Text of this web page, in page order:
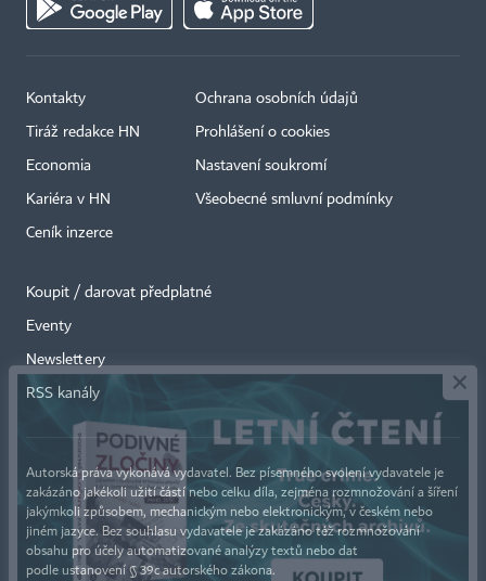
Kontakty
Tiráž redakce HN
Economia
Kariéra v HN
Ceník inzerce
Ochrana osobních údajů
Prohlášení o cookies
Nastavení soukromí
Všeobecné smluvní podmínky
Koupit / darovat předplatné
Eventy
Newslettery
RSS kanály
Autorská práva vykonává vydavatel. Bez písemného svolení vydavatele je
zakázáno jakékoli užití částí nebo celku díla, zejména rozmnožování a šíření
jakýmkoli způsobem, mechanickým nebo elektronickým, v českém nebo
jiném jazyce. Bez souhlasu vydavatele je zakázáno též rozmnožování
obsahu pro účely automatizované analýzy textů nebo dat
podle ustanovení § 39c autorského zákona.